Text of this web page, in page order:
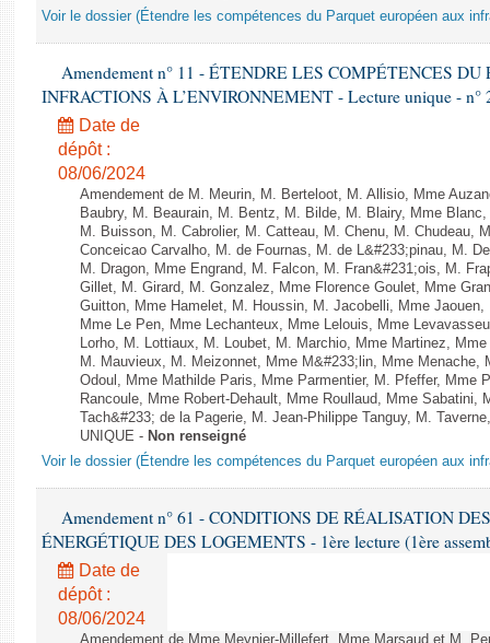
Voir le dossier (Étendre les compétences du Parquet européen aux
Amendement n° 11 - ÉTENDRE LES COMPÉTENCES
INFRACTIONS À L’ENVIRONNEMENT - Lecture unique - n°
Date de
dépôt :
08/06/2024
Amendement de M. Meurin, M. Berteloot, M. Allisio, Mme
Baubry, M. Beaurain, M. Bentz, M. Bilde, M. Blairy, Mme
M. Buisson, M. Cabrolier, M. Catteau, M. Chenu, M. Chudeau,
Conceicao Carvalho, M. de Fournas, M. de L&#233;pinau, M.
M. Dragon, Mme Engrand, M. Falcon, M. Fran&#231;ois, M.
Gillet, M. Girard, M. Gonzalez, Mme Florence Goulet, Mme
Guitton, Mme Hamelet, M. Houssin, M. Jacobelli, Mme
Mme Le Pen, Mme Lechanteux, Mme Lelouis, Mme
Lorho, M. Lottiaux, M. Loubet, M. Marchio, Mme Martinez,
M. Mauvieux, M. Meizonnet, Mme M&#233;lin, Mme Menache,
Odoul, Mme Mathilde Paris, Mme Parmentier, M. Pfeffer, Mme
Rancoule, Mme Robert-Dehault, Mme Roullaud, Mme
Tach&#233; de la Pagerie, M. Jean-Philippe Tanguy, M.
UNIQUE - Non renseigné
Voir le dossier (Étendre les compétences du Parquet européen aux
Amendement n° 61 - CONDITIONS DE RÉALISATION
ÉNERGÉTIQUE DES LOGEMENTS - 1ère lecture (1ère
Date de
dépôt :
08/06/2024
Amendement de Mme Meynier-Millefert, Mme Marsaud et M.